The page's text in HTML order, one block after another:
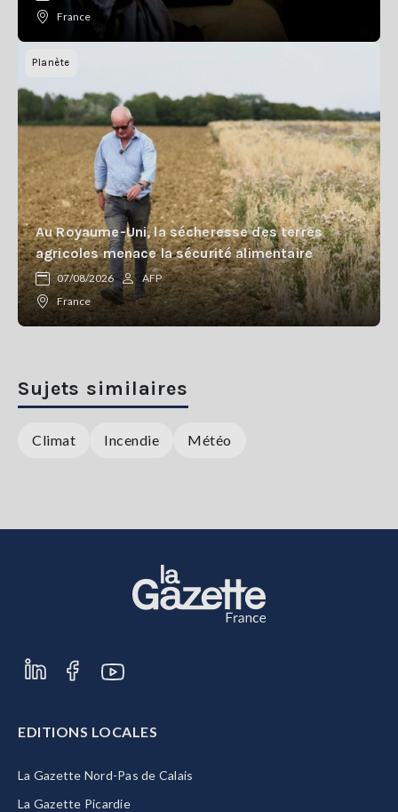
France
Planète
Au Royaume-Uni, la sécheresse des terres
agricoles menace la sécurité alimentaire
07/08/2026
AFP
France
Sujets similaires
Climat Incendie Météo
EDITIONS LOCALES
La Gazette Nord-Pas de Calais
La Gazette Picardie